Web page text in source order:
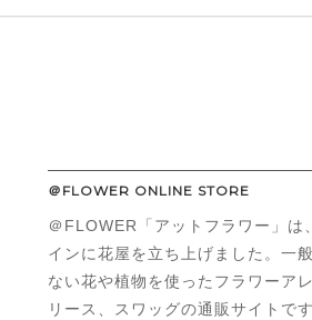
＠FLOWER ONLINE STORE
＠FLOWER「アットフラワー」は
インに花屋を立ち上げました。一
ない花や植物を使ったフラワーア
リース、スワッグの通販サイトです